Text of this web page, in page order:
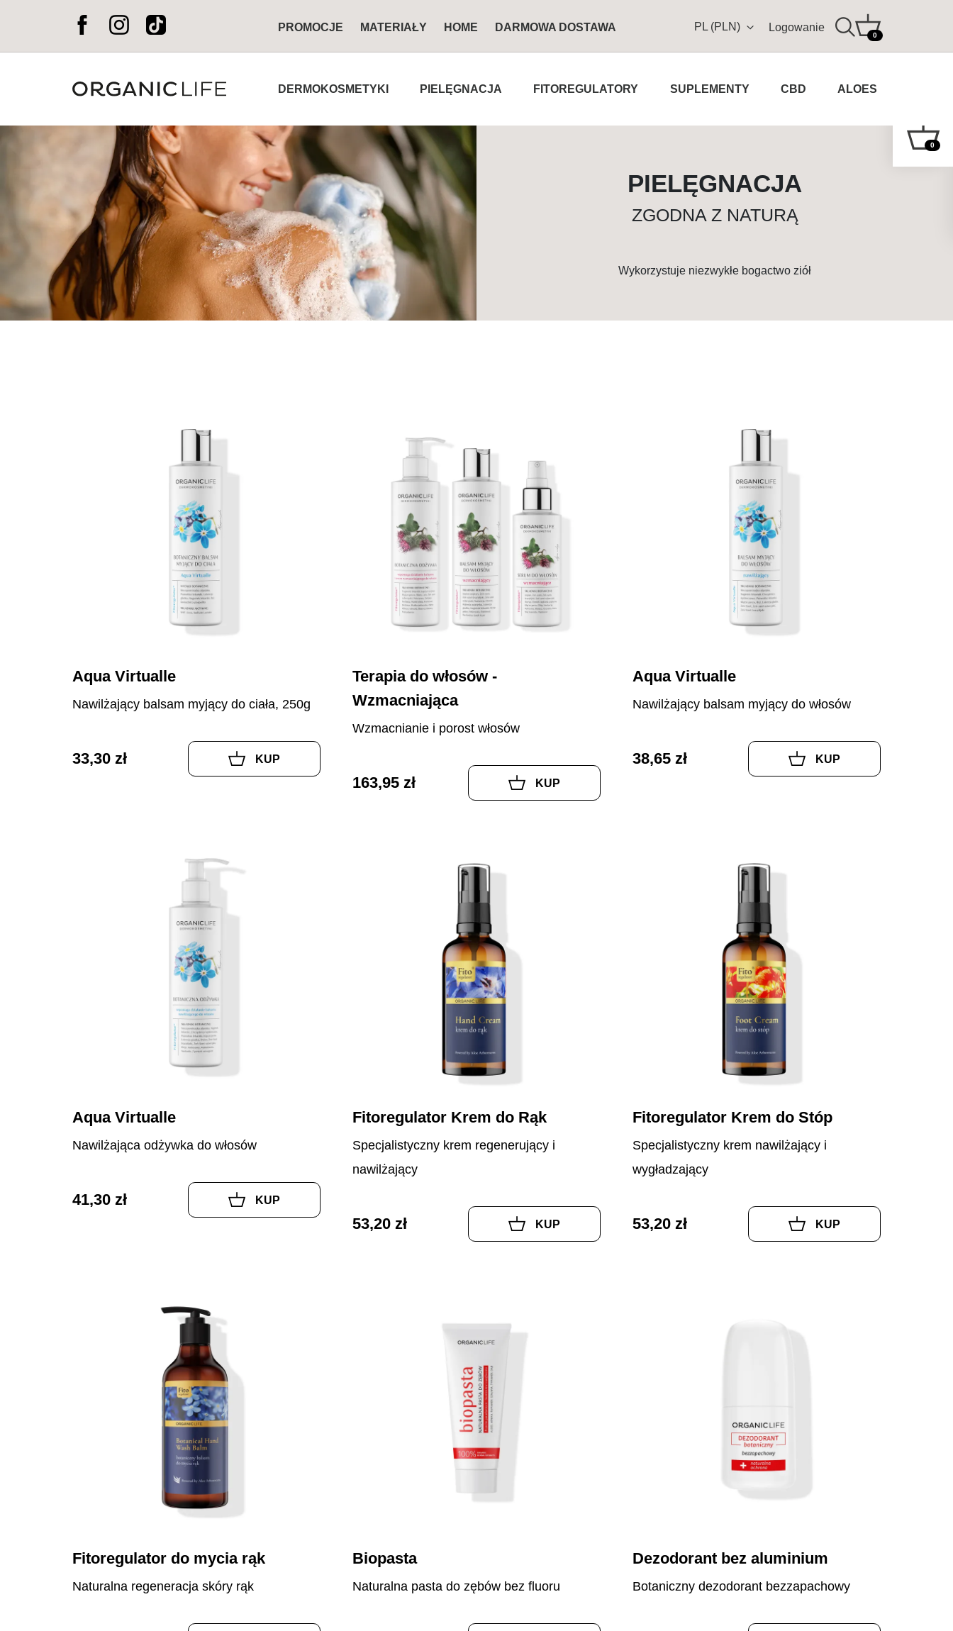
PROMOCJE MATERIAŁY HOME DARMOWA DOSTAWA PL (PLN) Logowanie
0
DERMOKOSMETYKI PIELĘGNACJA FITOREGULATORY SUPLEMENTY CBD ALOES
PIELĘGNACJA
ZGODNA Z NATURĄ
Wykorzystuje niezwykłe bogactwo ziół
0
Aqua Virtualle
Nawilżający balsam myjący do ciała, 250g
33,30 zł KUP
Terapia do włosów -
Wzmacniająca
Wzmacnianie i porost włosów
163,95 zł KUP
Aqua Virtualle
Nawilżający balsam myjący do włosów
38,65 zł KUP
Aqua Virtualle
Nawilżająca odżywka do włosów
41,30 zł KUP
Fitoregulator Krem do Rąk
Specjalistyczny krem regenerujący i
nawilżający
53,20 zł KUP
Fitoregulator Krem do Stóp
Specjalistyczny krem nawilżający i
wygładzający
53,20 zł KUP
Fitoregulator do mycia rąk
Naturalna regeneracja skóry rąk
Biopasta
Naturalna pasta do zębów bez fluoru
Dezodorant bez aluminium
Botaniczny dezodorant bezzapachowy